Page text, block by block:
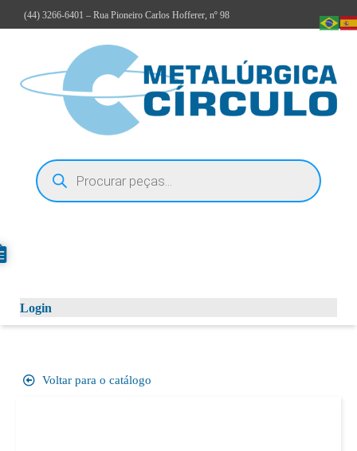
(44) 3266-6401 – Rua Pioneiro Carlos Hofferer, nº 98
Login
Voltar para o catálogo